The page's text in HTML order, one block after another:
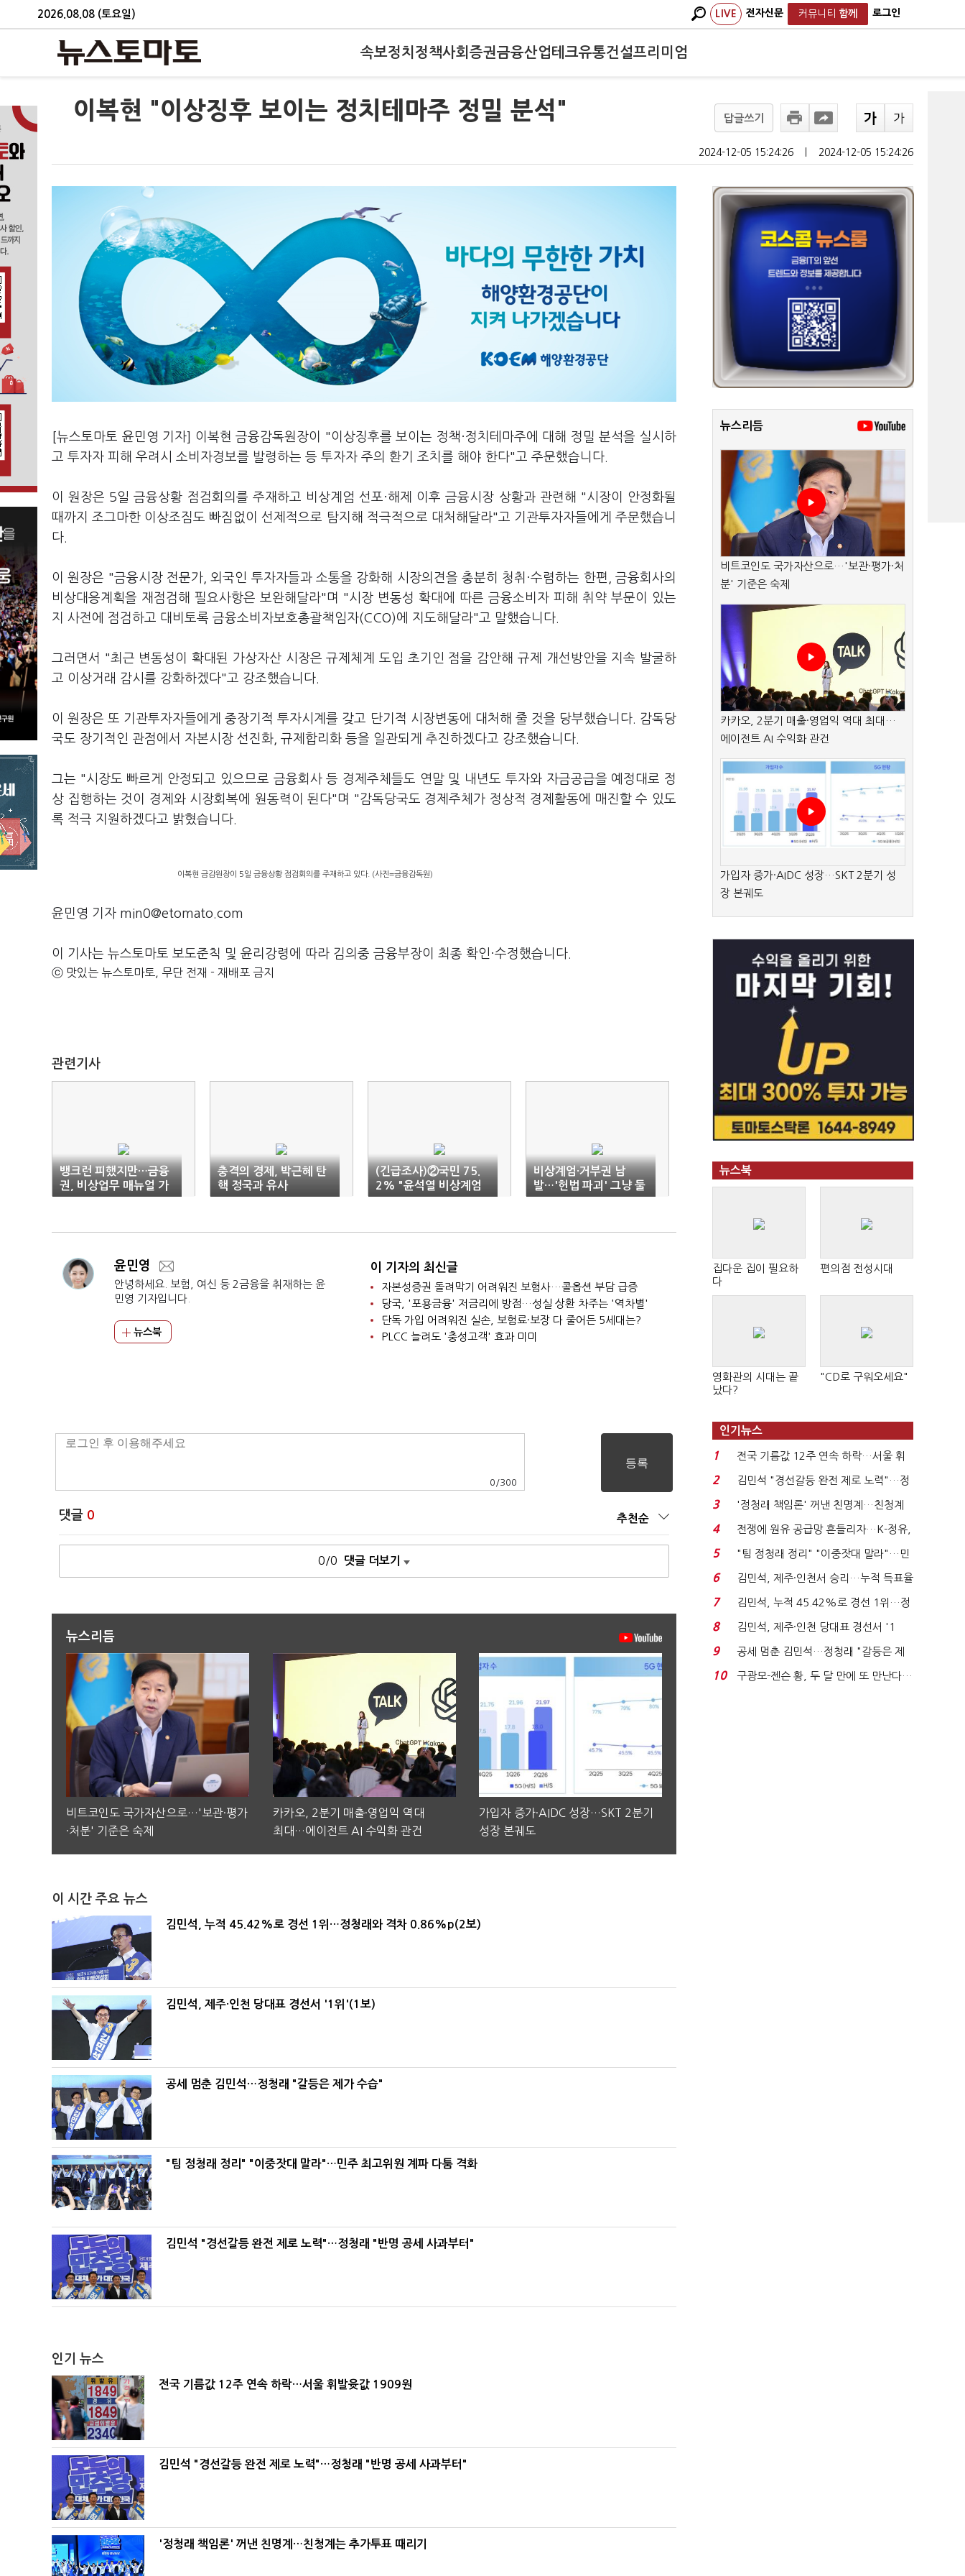
2026.08.08 (토요일) LIVE 전자신문 커뮤니티 함께 로그인
속보정치 정책사회 증권금융산업테크유통건설프리미엄
이복현 "이상징후 보이는 정치테마주 정밀 분석" 답글쓰기
2024-12-05 15:24:26 2024-12-05 15:24:26
[뉴스토마토 윤민영 기자] 이복현 금융감독원장이 "이상징후를 보이는 정책·정치테마주에 대해 정밀 분석을 실시하
고 투자자 피해 우려시 소비자경보를 발령하는 등 투자자 주의 환기 조치를 해야 한다"고 주문했습니다.
이 원장은 5일 금융상황 점검회의를 주재하고 비상계엄 선포·해제 이후 금융시장 상황과 관련해 "시장이 안정화될
때까지 조그마한 이상조짐도 빠짐없이 선제적으로 탐지해 적극적으로 대처해달라"고 기관투자자들에게 주문했습니
다.
이 원장은 "금융시장 전문가, 외국인 투자자들과 소통을 강화해 시장의견을 충분히 청취·수렴하는 한편, 금융회사의
비상대응계획을 재점검해 필요사항은 보완해달라"며 "시장 변동성 확대에 따른 금융소비자 피해 취약 부문이 있는
지 사전에 점검하고 대비토록 금융소비자보호총괄책임자(CCO)에 지도해달라"고 말했습니다.
그러면서 "최근 변동성이 확대된 가상자산 시장은 규제체계 도입 초기인 점을 감안해 규제 개선방안을 지속 발굴하
고 이상거래 감시를 강화하겠다"고 강조했습니다.
이 원장은 또 기관투자자들에게 중장기적 투자시계를 갖고 단기적 시장변동에 대처해 줄 것을 당부했습니다. 감독당
국도 장기적인 관점에서 자본시장 선진화, 규제합리화 등을 일관되게 추진하겠다고 강조했습니다.
그는 "시장도 빠르게 안정되고 있으므로 금융회사 등 경제주체들도 연말 및 내년도 투자와 자금공급을 예정대로 정
상 집행하는 것이 경제와 시장회복에 원동력이 된다"며 "감독당국도 경제주체가 정상적 경제활동에 매진할 수 있도
록 적극 지원하겠다고 밝혔습니다.
이복현 금감원장이 5일 금융상황 점검회의를 주재하고 있다. (사진=금융감독원)
윤민영 기자 min0@etomato.com
이 기사는 뉴스토마토 보도준칙 및 윤리강령에 따라 김의중 금융부장이 최종 확인·수정했습니다.
ⓒ 맛있는 뉴스토마토, 무단 전재 - 재배포 금지
관련기사
뱅크런 피했지만…금융
권, 비상업무 매뉴얼 가
동
충격의 경제, 박근혜 탄
핵 정국과 유사
(긴급조사)②국민 75.
2% "윤석열 비상계엄
선포, 반헌법적 쿠데타"
비상계엄·거부권 남
발…'헌법 파괴' 그냥 둘
순 없다
윤민영
안녕하세요. 보험, 여신 등 2금융을 취재하는 윤
민영 기자입니다.
뉴스북
이 기자의 최신글
자본성증권 돌려막기 어려워진 보험사…콜옵션 부담 급증
당국, '포용금융' 저금리에 방점…성실 상환 차주는 '역차별'
단독 가입 어려워진 실손, 보험료·보장 다 줄어든 5세대는?
PLCC 늘려도 '충성고객' 효과 미미
0 /300
댓글 0 추천순
0/0 댓글 더보기
뉴스리듬
비트코인도 국가자산으로…'보관·평가
·처분' 기준은 숙제
카카오, 2분기 매출·영업익 역대
최대…에이전트 AI 수익화 관건
가입자 증가·AIDC 성장…SKT 2분기
성장 본궤도
이 시간 주요 뉴스
김민석, 누적 45.42%로 경선 1위…정청래와 격차 0.86%p(2보)
김민석, 제주·인천 당대표 경선서 '1위'(1보)
공세 멈춘 김민석…정청래 "갈등은 제가 수습"
"팀 정청래 정리" "이중잣대 말라"…민주 최고위원 계파 다툼 격화
김민석 "경선갈등 완전 제로 노력"…정청래 "반명 공세 사과부터"
인기 뉴스
전국 기름값 12주 연속 하락…서울 휘발윳값 1909원
김민석 "경선갈등 완전 제로 노력"…정청래 "반명 공세 사과부터"
'정청래 책임론' 꺼낸 친명계…친청계는 추가투표 때리기
뉴스리듬
비트코인도 국가자산으로…'보관·평가·처
분' 기준은 숙제
카카오, 2분기 매출·영업익 역대 최대…
에이전트 AI 수익화 관건
가입자 증가·AIDC 성장…SKT 2분기 성
장 본궤도
뉴스북
집다운 집이 필요하
다
편의점 전성시대
영화관의 시대는 끝
났다?
"CD로 구워오세요"
인기뉴스
1
전국 기름값 12주 연속 하락…서울 휘
발윳값 1909원...
2
김민석 "경선갈등 완전 제로 노력"…정
청래 "반명 공세 사...
3
'정청래 책임론' 꺼낸 친명계…친청계
는 추가투표 때리기...
4
전쟁에 원유 공급망 흔들리자…K-정유,
에너지안보 핵심...
5
"팀 정청래 정리" "이중잣대 말라"…민
주 최고위원 계파 다...
6
김민석, 제주·인천서 승리…누적 득표율
'1위 탈환'(종합)...
7
김민석, 누적 45.42%로 경선 1위…정
청래와 격차 0.86%p(...
8
김민석, 제주·인천 당대표 경선서 '1
위'(1보)...
9
공세 멈춘 김민석…정청래 "갈등은 제
가 수습"
10
구광모-젠슨 황, 두 달 만에 또 만난다…